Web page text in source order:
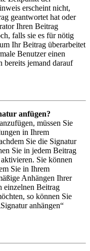
erscheint nicht,
geantwortet hat oder
Ihren Beitrag
falls sie es für nötig
Ihr Beitrag überarbeitet
Benutzer einen
bereits jemand darauf
anfügen?
müssen Sie
in Ihrem
Sie die Signatur
Sie in jedem Beitrag
Sie können
Sie in Ihrem
Anhängen Ihrer
einzelnen Beitrag
so können Sie
anhängen“